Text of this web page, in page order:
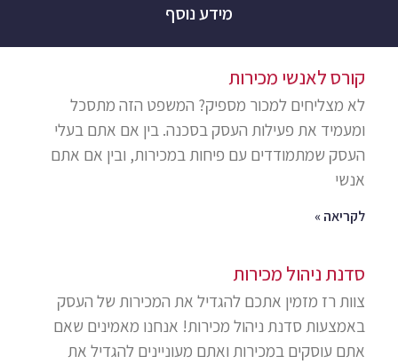
מידע נוסף
קורס לאנשי מכירות
לא מצליחים למכור מספיק? המשפט הזה מתסכל
ומעמיד את פעילות העסק בסכנה. בין אם אתם בעלי
העסק שמתמודדים עם פיחות במכירות, ובין אם אתם
אנשי
לקריאה »
סדנת ניהול מכירות
צוות רז מזמין אתכם להגדיל את המכירות של העסק
באמצעות סדנת ניהול מכירות! אנחנו מאמינים שאם
אתם עוסקים במכירות ואתם מעוניינים להגדיל את